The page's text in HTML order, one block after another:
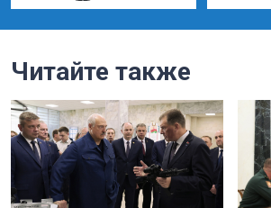
Читайте также